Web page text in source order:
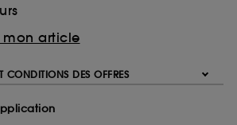
mon article
CONDITIONS DES OFFRES